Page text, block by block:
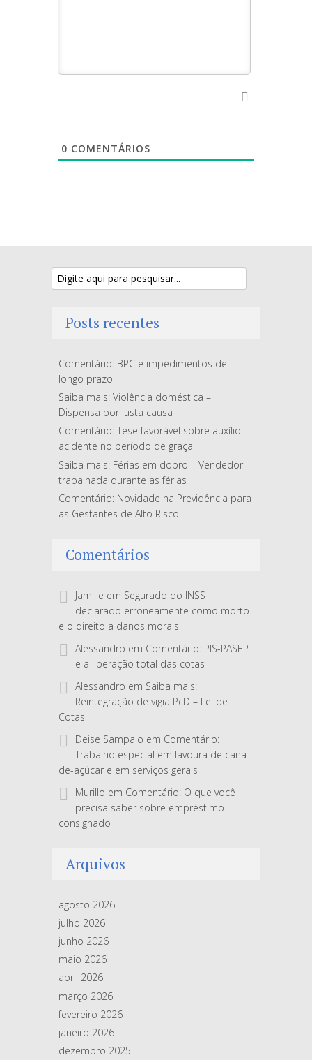
0 COMENTÁRIOS
Posts recentes
Comentário: BPC e impedimentos de
longo prazo
Saiba mais: Violência doméstica –
Dispensa por justa causa
Comentário: Tese favorável sobre auxílio-
acidente no período de graça
Saiba mais: Férias em dobro – Vendedor
trabalhada durante as férias
Comentário: Novidade na Previdência para
as Gestantes de Alto Risco
Comentários
Jamille em Segurado do INSS
declarado erroneamente como morto
e o direito a danos morais
Alessandro em Comentário: PIS-PASEP
e a liberação total das cotas
Alessandro em Saiba mais:
Reintegração de vigia PcD – Lei de
Cotas
Deise Sampaio em Comentário:
Trabalho especial em lavoura de cana-
de-açúcar e em serviços gerais
Murillo em Comentário: O que você
precisa saber sobre empréstimo
consignado
Arquivos
agosto 2026
julho 2026
junho 2026
maio 2026
abril 2026
março 2026
fevereiro 2026
janeiro 2026
dezembro 2025